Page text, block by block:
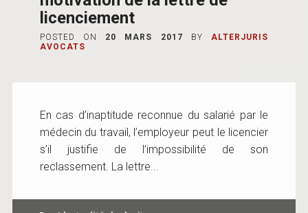
licenciement
POSTED ON 20 MARS 2017 BY
ALTERJURIS
AVOCATS
En cas d’inaptitude reconnue du salarié par le
médecin du travail, l’employeur peut le licencier
s’il justifie de l’impossibilité de son
reclassement. La lettre...